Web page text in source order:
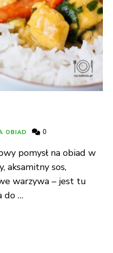
OBIAD 0
pomysł na obiad w
aksamitny sos,
warzywa – jest tu
do …